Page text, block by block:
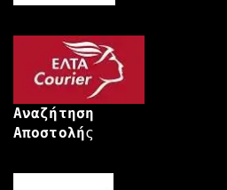
Αναζήτηση
Αποστολής